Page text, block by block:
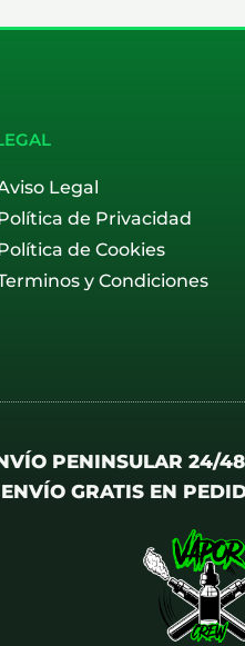
Legal
de Privacidad
de Cookies
y Condiciones
PENINSULAR 24/
ENVÍO GRATIS EN